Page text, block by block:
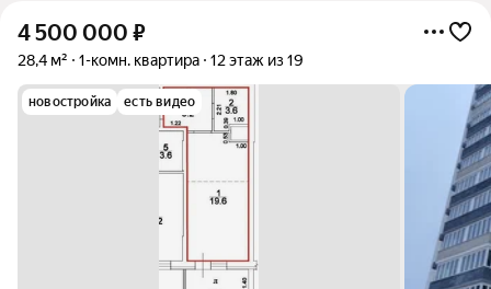
4 500 000 ₽
28,4 м² 1-комн. квартира 12 этаж из 19
новостройка есть видео